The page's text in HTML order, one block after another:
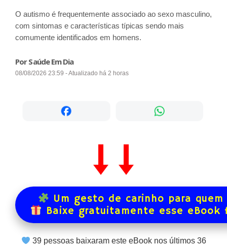
O autismo é frequentemente associado ao sexo masculino,
com sintomas e características típicas sendo mais
comumente identificados em homens.
Por Saúde Em Dia
08/08/2026 23:59 - Atualizado há 2 horas
Um gesto de carinho para
Baixe gratuitamente esse
39pessoas baixaram este eBook nos últimos 36